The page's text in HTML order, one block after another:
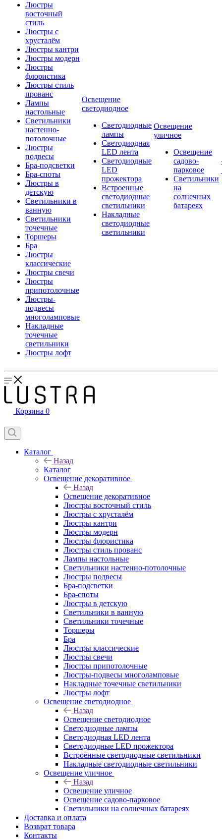
Люстры
восточный
стиль
Люстры с
хрусталём
Люстры кантри
Люстры модерн
Люстры
флористика
Люстры стиль
прованс
Лампы
настольные
Светильники
настенно-
потолочные
Люстры
подвесы
Бра-подсветки
Бра-споты
Люстры в
детскую
Светильники в
ванную
Светильники
точечные
Торшеры
Бра
Люстры
классические
Люстры свечи
Люстры
припотолочные
Люстры-
подвесы
многоламповые
Накладные
точечные
светильники
Люстры лофт
Освещение
светодиодное
Светодиодные
лампы
Светодиодная
LED лента
Светодиодные
LED
прожектора
Встроенные
светодиодные
светильники
Накладные
светодиодные
светильники
Освещение
уличное
Освещение
садово-
парковое
Светильники
на
солнечных
батареях
Корзина 0
Каталог
Назад
Каталог
Освещение декоративное
Назад
Освещение декоративное
Люстры восточный стиль
Люстры с хрусталём
Люстры кантри
Люстры модерн
Люстры флористика
Люстры стиль прованс
Лампы настольные
Светильники настенно-потолочные
Люстры подвесы
Бра-подсветки
Бра-споты
Люстры в детскую
Светильники в ванную
Светильники точечные
Торшеры
Бра
Люстры классические
Люстры свечи
Люстры припотолочные
Люстры-подвесы многоламповые
Накладные точечные светильники
Люстры лофт
Освещение светодиодное
Назад
Освещение светодиодное
Светодиодные лампы
Светодиодная LED лента
Светодиодные LED прожектора
Встроенные светодиодные светильники
Накладные светодиодные светильники
Освещение уличное
Назад
Освещение уличное
Освещение садово-парковое
Светильники на солнечных батареях
Доставка и оплата
Возврат товара
Контакты